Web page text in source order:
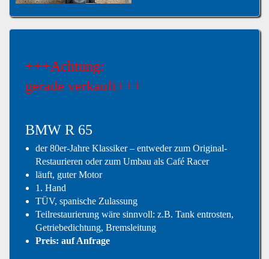
+++Achtung:
gerade verkauft+++
BMW R 65
der 80er-Jahre Klassiker – entweder zum Original-
Restaurieren oder zum Umbau als Café Racer
läuft, guter Motor
1. Hand
TÜV, spanische Zulassung
Teilrestaurierung wäre sinnvoll: z.B. Tank entrosten,
Getriebedichtung, Bremsleitung
Preis: auf Anfrage